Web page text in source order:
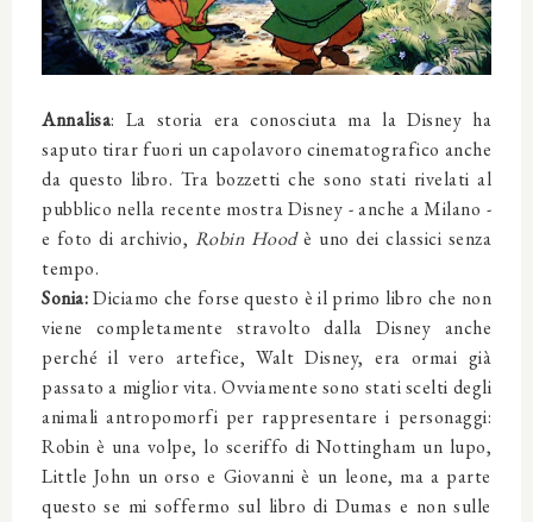
Annalisa: La storia era conosciuta ma la Disney ha
saputo tirar fuori un capolavoro cinematografico anche
da questo libro. Tra bozzetti che sono stati rivelati al
pubblico nella recente mostra Disney - anche a Milano -
e foto di archivio, Robin Hoodè uno dei classici senza
tempo.
Sonia:Diciamo che forse questo è il primo libro che non
viene completamente stravolto dalla Disney anche
perché il vero artefice, Walt Disney, era ormai già
passato a miglior vita. Ovviamente sono stati scelti degli
animaliantropomorfi per rappresentare i personaggi:
Robin è una volpe, lo sceriffo di Nottingham un lupo,
Little John un orso e Giovanni è un leone, ma a parte
questo se mi soffermo sul libro di Dumas e non sulle